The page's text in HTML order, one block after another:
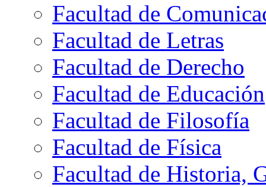
Facultad de
Facultad de Letras
Facultad de Derecho
Facultad de Educación
Facultad de Filosofía
Facultad de Física
Facultad de Historia,